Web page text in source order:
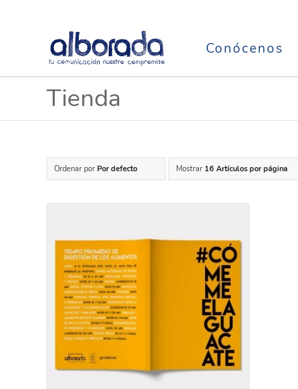
Conócenos
Tienda
Ordenar por Por defecto Mostrar 16 Artículos por página